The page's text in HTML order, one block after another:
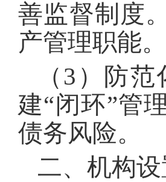
善监督制度
产管理职能。
（3）防
建“闭环”管
债务风险。
二、机构